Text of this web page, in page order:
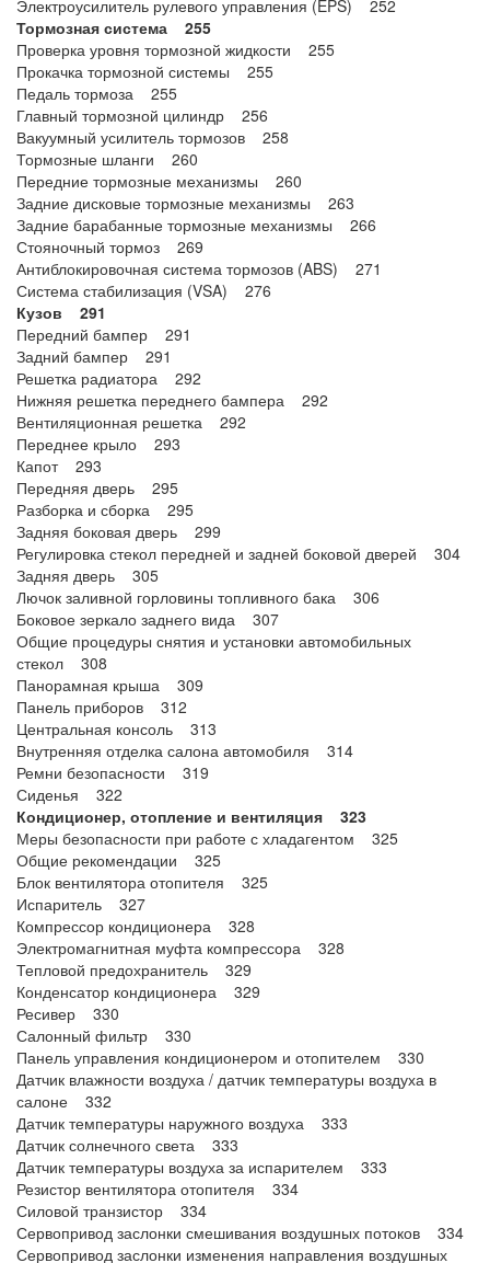
Электроусилитель рулевого управления (EPS) 252
Тормозная система 255
Проверка уровня тормозной жидкости 255
Прокачка тормозной системы 255
Педаль тормоза 255
Главный тормозной цилиндр 256
Вакуумный усилитель тормозов 258
Тормозные шланги 260
Передние тормозные механизмы 260
Задние дисковые тормозные механизмы 263
Задние барабанные тормозные механизмы 266
Стояночный тормоз 269
Антиблокировочная система тормозов (ABS) 271
Система стабилизация (VSA) 276
Кузов 291
Передний бампер 291
Задний бампер 291
Решетка радиатора 292
Нижняя решетка переднего бампера 292
Вентиляционная решетка 292
Переднее крыло 293
Капот 293
Передняя дверь 295
Разборка и сборка 295
Задняя боковая дверь 299
Регулировка стекол передней и задней боковой дверей 304
Задняя дверь 305
Лючок заливной горловины топливного бака 306
Боковое зеркало заднего вида 307
Общие процедуры снятия и установки автомобильных
стекол 308
Панорамная крыша 309
Панель приборов 312
Центральная консоль 313
Внутренняя отделка салона автомобиля 314
Ремни безопасности 319
Сиденья 322
Кондиционер, отопление и вентиляция 323
Меры безопасности при работе с хладагентом 325
Общие рекомендации 325
Блок вентилятора отопителя 325
Испаритель 327
Компрессор кондиционера 328
Электромагнитная муфта компрессора 328
Тепловой предохранитель 329
Конденсатор кондиционера 329
Ресивер 330
Салонный фильтр 330
Панель управления кондиционером и отопителем 330
Датчик влажности воздуха / датчик температуры воздуха в
салоне 332
Датчик температуры наружного воздуха 333
Датчик солнечного света 333
Датчик температуры воздуха за испарителем 333
Резистор вентилятора отопителя 334
Силовой транзистор 334
Сервопривод заслонки смешивания воздушных потоков 334
Сервопривод заслонки изменения направления воздушных